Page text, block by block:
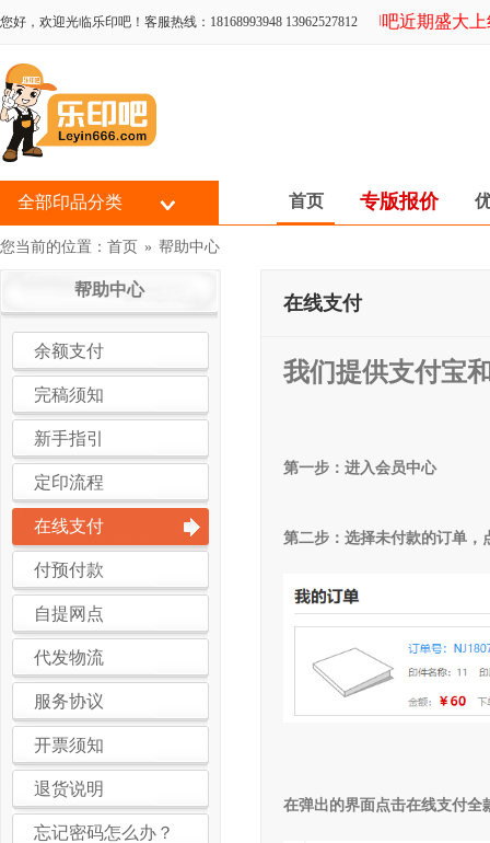
您好，欢迎光临乐印吧！客服热线：18168993948 13962527812乐印吧近期盛大上线
全部印品分类 首页 专版报价
您当前的位置： 首页 » 帮助中心
帮助中心
余额支付
完稿须知
新手指引
定印流程
在线支付
付预付款
自提网点
代发物流
服务协议
开票须知
退货说明
忘记密码怎么办？
在线支付
我们提供支付宝
第一步：进入会员中心
第二步：选择未付款的订单，
在弹出的界面点击在线支付全